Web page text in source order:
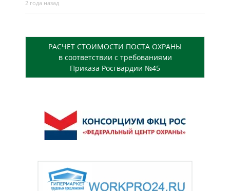
2 года назад
РАСЧЕТ СТОИМОСТИ ПОСТА ОХРАНЫ
в соответствии с требованиями
Приказа Росгвардии №45